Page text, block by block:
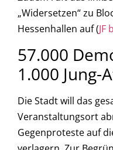
„Widersetzen“ zu
Hessenhallen auf (JF
57.000
1.000 Jung-
Die Stadt will das
Veranstaltungsort
Gegenproteste auf